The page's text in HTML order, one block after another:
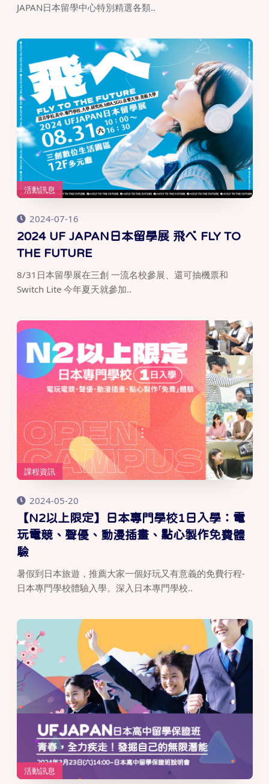
JAPAN日本留學中心特別精選各類..
活動訊息
2024-07-16
2024 UF JAPAN日本留學展 飛べ FLY TO
THE FUTURE
8/31日本留學展在三創 一流名校參展、還可抽機票和
Switch Lite 今年夏天就參加..
課程資訊
2024-05-20
【N2以上限定】日本專門學校1日入學：電
玩電競、聲優、動漫插畫、點心製作免費體
驗
暑假到日本旅遊，推薦大家一個好玩又有意義的免費行程-
日本專門學校體驗入學。深入日本專門學校..
活動訊息